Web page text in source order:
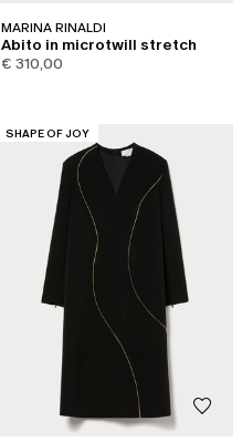
MARINA RINALDI
Abito in microtwill stretch
€ 310,00
CATEGORIA:
SHAPE OF JOY